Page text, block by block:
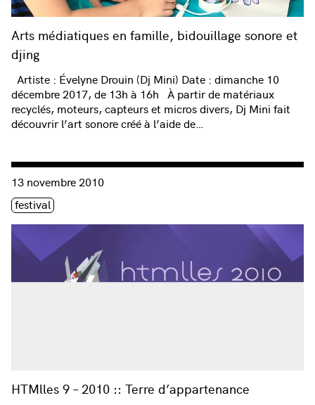
Arts médiatiques en famille, bidouillage sonore et
djing
Artiste : Évelyne Drouin (Dj Mini) Date : dimanche 10
décembre 2017, de 13h à 16h À partir de matériaux
recyclés, moteurs, capteurs et micros divers, Dj Mini fait
découvrir l’art sonore créé à l’aide de…
HTMlles 9 – 2010 :: Terre d’appartenance
Consulter « HTMlles 9 – 2010 :: Terre d’appartenance »
13 novembre 2010
Étiquette(s)
festival